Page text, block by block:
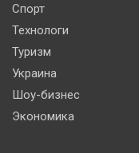
Спорт
Технологи
Туризм
Украина
Шоу-бизнес
Экономика